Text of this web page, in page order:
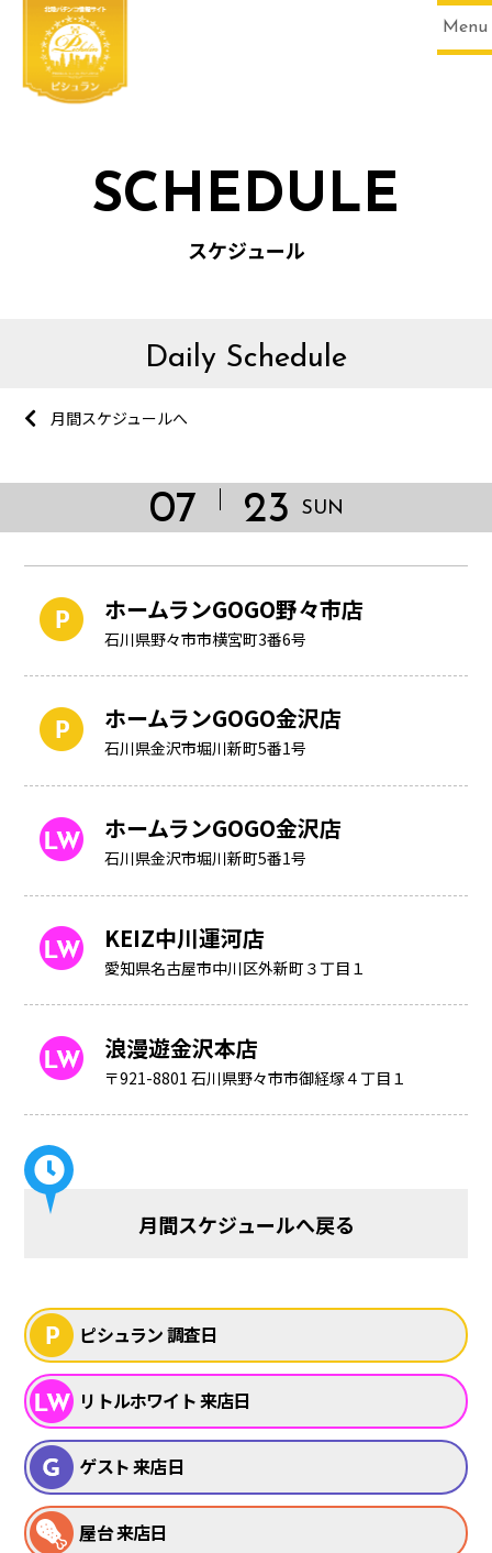
Menu
HOME
SCHEDULE
スケジュール
Daily Schedule
月間スケジュールへ
07 23 SUN
ホームランGOGO野々市店
石川県野々市市横宮町3番6号
ホームランGOGO金沢店
石川県金沢市堀川新町5番1号
ホームランGOGO金沢店
石川県金沢市堀川新町5番1号
KEIZ中川運河店
愛知県名古屋市中川区外新町３丁目１
浪漫遊金沢本店
〒921-8801 石川県野々市市御経塚４丁目１
月間スケジュールへ戻る
ピシュラン 調査日
リトルホワイト 来店日
ゲスト 来店日
屋台 来店日